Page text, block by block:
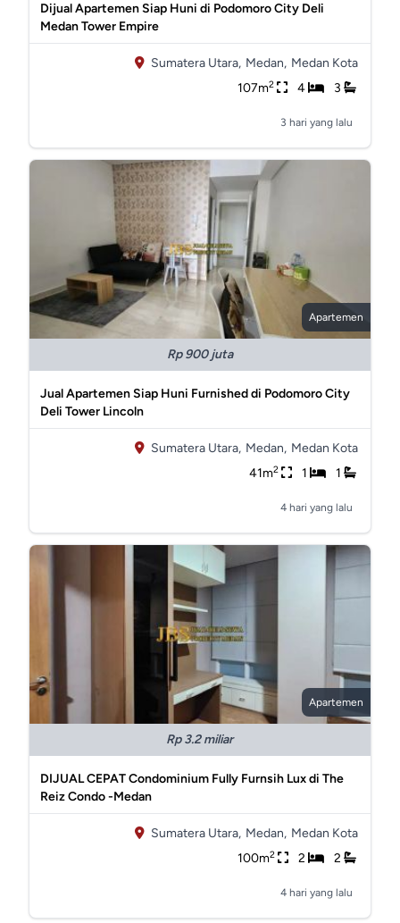
Dijual Apartemen Siap Huni di Podomoro City Deli
Medan Tower Empire
Sumatera Utara, Medan, Medan Kota
107m2 4 3
3 hari yang lalu
Apartemen
Rp 900 juta
Jual Apartemen Siap Huni Furnished di Podomoro City
Deli Tower Lincoln
Sumatera Utara, Medan, Medan Kota
41m2 1 1
4 hari yang lalu
Apartemen
Rp 3.2 miliar
DIJUAL CEPAT Condominium Fully Furnsih Lux di The
Reiz Condo -Medan
Sumatera Utara, Medan, Medan Kota
100m2 2 2
4 hari yang lalu